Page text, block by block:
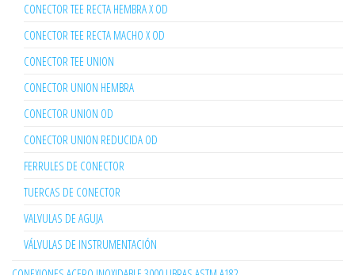
CONECTOR TEE RECTA HEMBRA X OD
CONECTOR TEE RECTA MACHO X OD
CONECTOR TEE UNION
CONECTOR UNION HEMBRA
CONECTOR UNION OD
CONECTOR UNION REDUCIDA OD
FERRULES DE CONECTOR
TUERCAS DE CONECTOR
VALVULAS DE AGUJA
VÁLVULAS DE INSTRUMENTACIÓN